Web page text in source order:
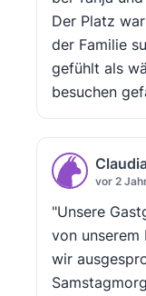
Der Platz
der Familie
gefühlt als
besuchen
vor 2
"Unsere
von unserem
wir